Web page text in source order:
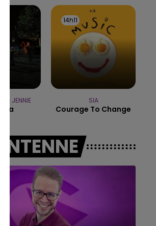
7h00 - 12h00
END CHAMPAGNE FM
& JENNIE
14h11
14h11
SIA
Courage To Change